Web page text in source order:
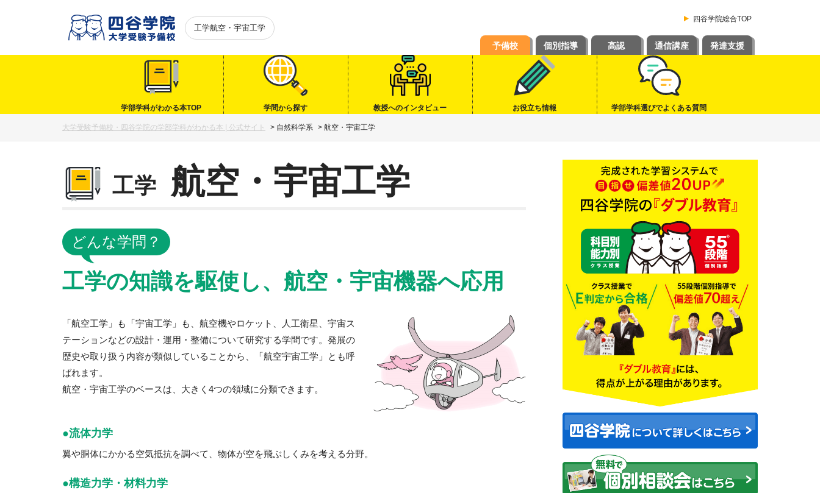
工学航空・宇宙工学
四谷学院総合TOP
予備校 個別指導 高認 通信講座 発達支援
学部学科がわかる本TOP 学問から探す 教授へのインタビュー お役立ち情報 学部学科選びでよくある質問
大学受験予備校・四谷学院の学部学科がわかる本 | 公式サイト > 自然科学系 > 航空・宇宙工学
工学 航空・宇宙工学
どんな学問？
工学の知識を駆使し、航空・宇宙機器へ応用
「航空工学」も「宇宙工学」も、航空機やロケット、人工衛星、宇宙ス
テーションなどの設計・運用・整備について研究する学問です。発展の
歴史や取り扱う内容が類似していることから、「航空宇宙工学」とも呼
ばれます。
航空・宇宙工学のベースは、大きく4つの領域に分類できます。
●流体力学
翼や胴体にかかる空気抵抗を調べて、物体が空を飛ぶしくみを考える分野。
●構造力学・材料力学